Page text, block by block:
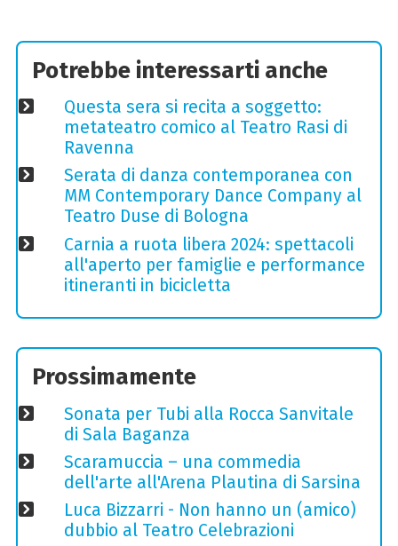
Potrebbe interessarti anche
Questa sera si recita a soggetto:
metateatro comico al Teatro Rasi di
Ravenna
Serata di danza contemporanea con
MM Contemporary Dance Company al
Teatro Duse di Bologna
Carnia a ruota libera 2024: spettacoli
all'aperto per famiglie e performance
itineranti in bicicletta
Prossimamente
Sonata per Tubi alla Rocca Sanvitale
di Sala Baganza
Scaramuccia – una commedia
dell'arte all'Arena Plautina di Sarsina
Luca Bizzarri - Non hanno un (amico)
dubbio al Teatro Celebrazioni